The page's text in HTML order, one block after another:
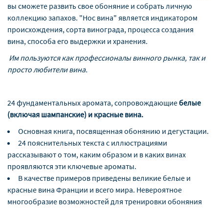
вы сможете развить свое обоняние и собрать личную
коллекцию запахов. "Нос вина" является индикатором
происхождения, сорта винограда, процесса создания
вина, способа его выдержки и хранения.
Им пользуются как профессионалы винного рынка, так и
просто любители вина.
24 фундаментальных аромата, сопровождающиебелые
(включая шампанские) и красные вина.
Основная книга, посвященная обонянию и дегустации.
24 пояснительных текста с иллюстрациями
рассказывают о том, каким образом и в каких винах
проявляются эти ключевые ароматы.
В качестве примеров приведены великие белые и
красные вина Франции и всего мира. Невероятное
многообразие возможностей для тренировки обоняния